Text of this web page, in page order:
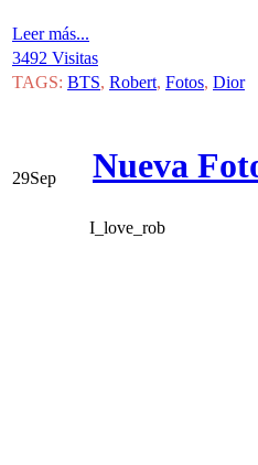
Leer más...
3492 Visitas
TAGS: BTS, Robert, Fotos, Dior
29Sep Nueva
I_love_rob